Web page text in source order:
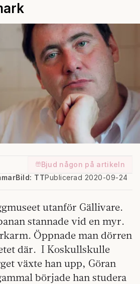
Bjud någon på artikeln
Publicerad 2020-09-24
Bild: TT
utanför Gällivare.
stannade vid en myr.
Öppnade man dörren
där. I Koskullskulle
växte han upp, Göran
började han studera